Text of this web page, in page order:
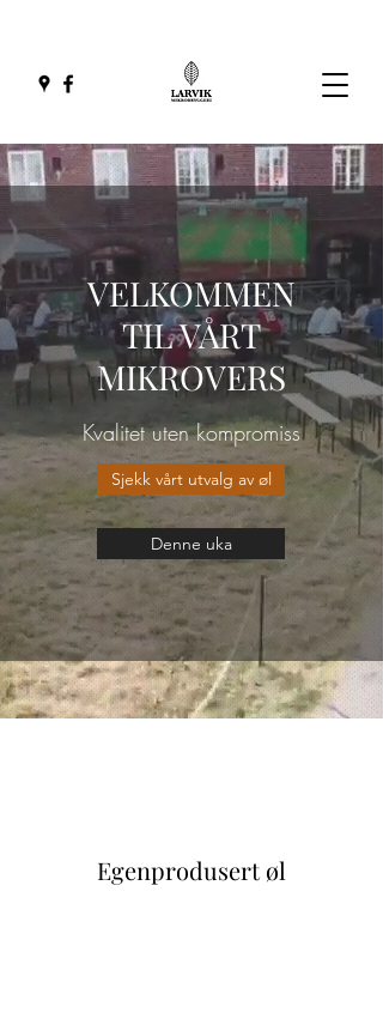
VELKOMMEN
TIL VÅRT
MIKROVERS
Kvalitet uten kompromiss
Sjekk vårt utvalg av øl
Denne uka
Egenprodusert øl